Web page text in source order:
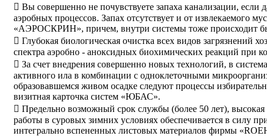
 Вы совершенно не почувствуете запаха канализации,
аэробных процессов. Запах отсутствует и от извлекаемого
«АЭРОСКРИН», причем, внутри системы тоже происходит
 Глубокая биологическая очистка всех видов загрязнений
спектра аэробно - аноксидных биохимических реакций
 За счет внедрения совершенно новых технологий, в
активного ила в комбинации с одноклеточными
образовавшемся живом осадке следуют процессы
визитная карточка систем «ЮБАС».
 Предельно возможный срок службы (более 50 лет),
работы в суровых зимних условиях обеспечивается в силу
интегрально вспененных листовых материалов фирмы